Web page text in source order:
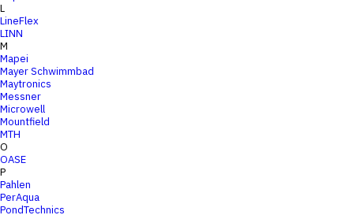
L
LineFlex
LINN
M
Mapei
Mayer Schwimmbad
Maytronics
Messner
Microwell
Mountfield
MTH
O
OASE
P
Pahlen
PerAqua
PondTechnics